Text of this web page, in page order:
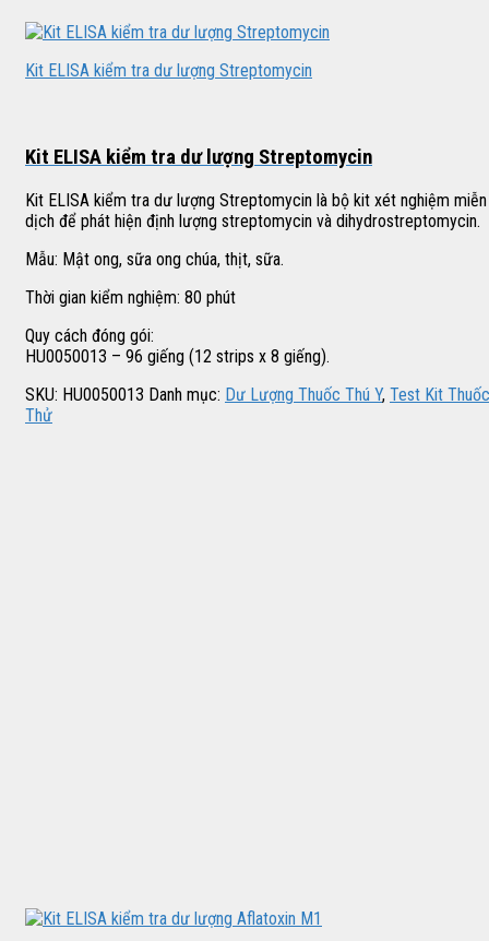
Kit ELISA kiểm tra dư lượng Streptomycin
Kit ELISA kiểm tra dư lượng Streptomycin
Kit ELISA kiểm tra dư lượng Streptomycin là bộ kit xét nghiệm miễn
dịch để phát hiện định lượng streptomycin và dihydrostreptomycin.
Mẫu: Mật ong, sữa ong chúa, thịt, sữa.
Thời gian kiểm nghiệm: 80 phút
Quy cách đóng gói:
HU0050013 – 96 giếng (12 strips x 8 giếng).
SKU: HU0050013 Danh mục: Dư Lượng Thuốc Thú Y, Test Kit Thuốc
Thử